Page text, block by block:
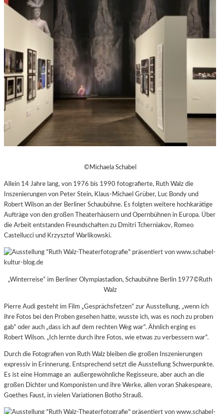
©Michaela Schabel
Allein 14 Jahre lang, von 1976 bis 1990 fotografierte, Ruth Walz die
Inszenierungen von Peter Stein, Klaus-Michael Grüber, Luc Bondy und
Robert Wilson an der Berliner Schaubühne. Es folgten weitere hochkarätige
Aufträge von den großen Theaterhäusern und Opernbühnen in Europa. Über
die Arbeit entstanden Freundschaften zu Dmitri Tcherniakov, Romeo
Castellucci und Krzysztof Warlikowski.
„Winterreise“ im Berliner Olympiastadion, Schaubühne Berlin 1977©Ruth
Walz
Pierre Audi gesteht im Film „Gesprächsfetzen“ zur Ausstellung, „wenn ich
ihre Fotos bei den Proben gesehen hatte, wusste ich, was es noch zu proben
gab“ oder auch „dass ich auf dem rechten Weg war“. Ähnlich erging es
Robert Wilson. „Ich lernte durch ihre Fotos, wie etwas zu verbessern war“.
Durch die Fotografien von Ruth Walz bleiben die großen Inszenierungen
expressiv in Erinnerung. Entsprechend setzt die Ausstellung Schwerpunkte.
Es ist eine Hommage an außergewöhnliche Regisseure, aber auch an die
großen Dichter und Komponisten und ihre Werke, allen voran Shakespeare,
Goethes Faust, in vielen Variationen Botho Strauß.